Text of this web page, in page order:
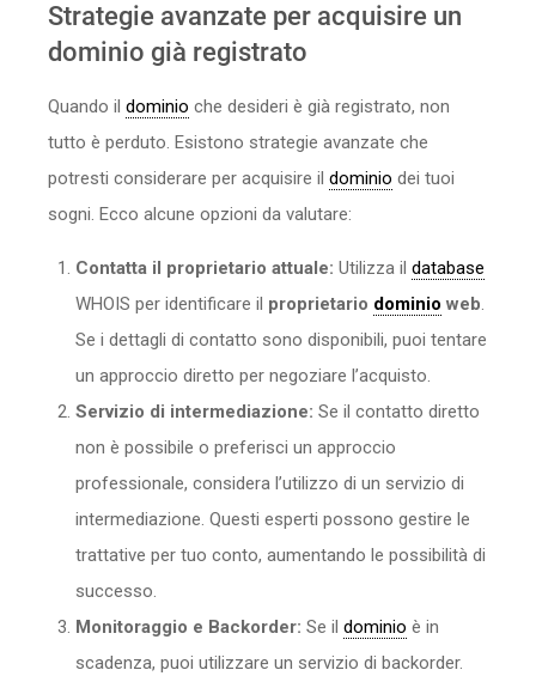
Strategie avanzate per acquisire un
dominio già registrato
Quando il dominio che desideri è già registrato, non
tutto è perduto. Esistono strategie avanzate che
potresti considerare per acquisire il dominio dei tuoi
sogni. Ecco alcune opzioni da valutare:
Contatta il proprietario attuale: Utilizza il database
WHOIS per identificare il proprietario dominio web.
Se i dettagli di contatto sono disponibili, puoi tentare
un approccio diretto per negoziare l’acquisto.
Servizio di intermediazione: Se il contatto diretto
non è possibile o preferisci un approccio
professionale, considera l’utilizzo di un servizio di
intermediazione. Questi esperti possono gestire le
trattative per tuo conto, aumentando le possibilità di
successo.
Monitoraggio e Backorder: Se il dominio è in
scadenza, puoi utilizzare un servizio di backorder.